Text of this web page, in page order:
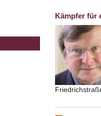
Kämpfer für